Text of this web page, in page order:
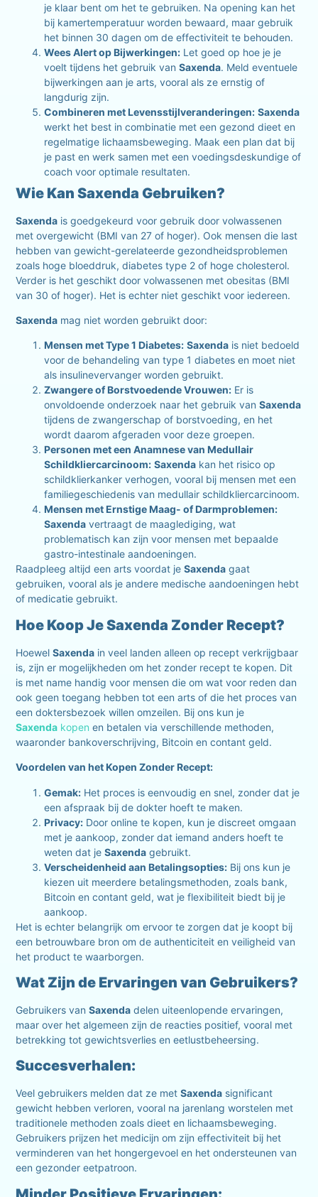
je klaar bent om het te gebruiken. Na opening kan het
bij kamertemperatuur worden bewaard, maar gebruik
het binnen 30 dagen om de effectiviteit te behouden.
Wees Alert op Bijwerkingen: Let goed op hoe je je
voelt tijdens het gebruik vanSaxenda. Meld eventuele
bijwerkingen aan je arts, vooral als ze ernstig of
langdurig zijn.
Combineren met Levensstijlveranderingen: Saxenda
werkt het best in combinatie met een gezond dieet en
regelmatige lichaamsbeweging. Maak een plan dat bij
je past en werk samen met een voedingsdeskundige of
coach voor optimale resultaten.
Wie Kan Saxenda Gebruiken?
Saxenda is goedgekeurd voor gebruik door volwassenen
met overgewicht (BMI van 27 of hoger). Ook mensen die last
hebben van gewicht-gerelateerde gezondheidsproblemen
zoals hoge bloeddruk, diabetes type 2 of hoge cholesterol.
Verder is het geschikt door volwassenen met obesitas (BMI
van 30 of hoger). Het is echter niet geschikt voor iedereen.
Saxenda mag niet worden gebruikt door:
Mensen met Type 1 Diabetes: Saxenda is niet bedoeld
voor de behandeling van type 1 diabetes en moet niet
als insulinevervanger worden gebruikt.
Zwangere of Borstvoedende Vrouwen: Er is
onvoldoende onderzoek naar het gebruik vanSaxenda
tijdens de zwangerschap of borstvoeding, en het
wordt daarom afgeraden voor deze groepen.
Personen met een Anamnese van Medullair
Schildkliercarcinoom: Saxenda kan het risico op
schildklierkanker verhogen, vooral bij mensen met een
familiegeschiedenis van medullair schildkliercarcinoom.
Mensen met Ernstige Maag- of Darmproblemen:
Saxenda vertraagt de maaglediging, wat
problematisch kan zijn voor mensen met bepaalde
gastro-intestinale aandoeningen.
Raadpleeg altijd een arts voordat jeSaxenda gaat
gebruiken, vooral als je andere medische aandoeningen hebt
of medicatie gebruikt.
Hoe Koop Je Saxenda Zonder Recept?
HoewelSaxenda in veel landen alleen op recept verkrijgbaar
is, zijn er mogelijkheden om het zonder recept te kopen. Dit
is met name handig voor mensen die om wat voor reden dan
ook geen toegang hebben tot een arts of die het proces van
een doktersbezoek willen omzeilen. Bij ons kun je
Saxenda kopen en betalen via verschillende methoden,
waaronder bankoverschrijving, Bitcoin en contant geld.
Voordelen van het Kopen Zonder Recept:
Gemak: Het proces is eenvoudig en snel, zonder dat je
een afspraak bij de dokter hoeft te maken.
Privacy: Door online te kopen, kun je discreet omgaan
met je aankoop, zonder dat iemand anders hoeft te
weten dat jeSaxenda gebruikt.
Verscheidenheid aan Betalingsopties: Bij ons kun je
kiezen uit meerdere betalingsmethoden, zoals bank,
Bitcoin en contant geld, wat je flexibiliteit biedt bij je
aankoop.
Het is echter belangrijk om ervoor te zorgen dat je koopt bij
een betrouwbare bron om de authenticiteit en veiligheid van
het product te waarborgen.
Wat Zijn de Ervaringen van Gebruikers?
Gebruikers vanSaxenda delen uiteenlopende ervaringen,
maar over het algemeen zijn de reacties positief, vooral met
betrekking tot gewichtsverlies en eetlustbeheersing.
Succesverhalen:
Veel gebruikers melden dat ze metSaxenda significant
gewicht hebben verloren, vooral na jarenlang worstelen met
traditionele methoden zoals dieet en lichaamsbeweging.
Gebruikers prijzen het medicijn om zijn effectiviteit bij het
verminderen van het hongergevoel en het ondersteunen van
een gezonder eetpatroon.